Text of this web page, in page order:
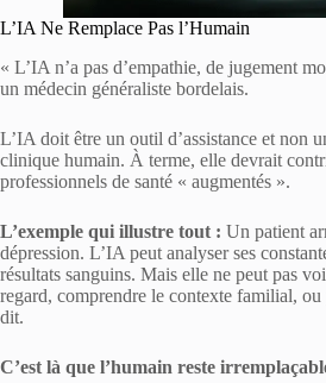
L’IA Ne Remplace Pas l’Humain
« L’IA n’a pas d’empathie, de jugement
un médecin généraliste bordelais.
L’IA doit être un outil d’assistance et non
clinique humain. À terme, elle devrait
professionnels de santé « augmentés ».
L’exemple qui illustre tout : Un patient
dépression. L’IA peut analyser ses
résultats sanguins. Mais elle ne peut pas
regard, comprendre le contexte familial, ou
dit.
C’est là que l’humain reste